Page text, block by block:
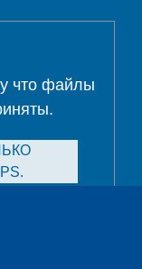
что файлы